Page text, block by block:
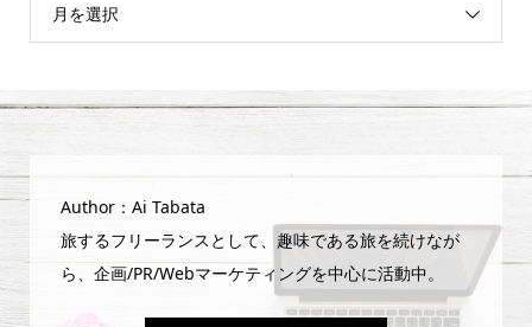
月を選択
Author：Ai Tabata
旅するフリーランスとして、趣味である旅を続けなが
ら、企画/PR/Webマーケティングを中心に活動中。